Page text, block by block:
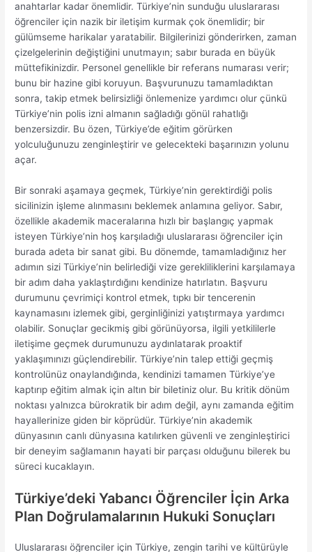
anahtarlar kadar önemlidir. Türkiye’nin sunduğu uluslararası
öğrenciler için nazik bir iletişim kurmak çok önemlidir; bir
gülümseme harikalar yaratabilir. Bilgilerinizi gönderirken, zaman
çizelgelerinin değiştiğini unutmayın; sabır burada en büyük
müttefikinizdir. Personel genellikle bir referans numarası verir;
bunu bir hazine gibi koruyun. Başvurunuzu tamamladıktan
sonra, takip etmek belirsizliği önlemenize yardımcı olur çünkü
Türkiye’nin polis izni almanın sağladığı gönül rahatlığı
benzersizdir. Bu özen, Türkiye’de eğitim görürken
yolculuğunuzu zenginleştirir ve gelecekteki başarınızın yolunu
açar.
Bir sonraki aşamaya geçmek, Türkiye’nin gerektirdiği polis
sicilinizin işleme alınmasını beklemek anlamına geliyor. Sabır,
özellikle akademik maceralarına hızlı bir başlangıç ​​yapmak
isteyen Türkiye’nin hoş karşıladığı uluslararası öğrenciler için
burada adeta bir sanat gibi. Bu dönemde, tamamladığınız her
adımın sizi Türkiye’nin belirlediği vize gerekliliklerini karşılamaya
bir adım daha yaklaştırdığını kendinize hatırlatın. Başvuru
durumunu çevrimiçi kontrol etmek, tıpkı bir tencerenin
kaynamasını izlemek gibi, gerginliğinizi yatıştırmaya yardımcı
olabilir. Sonuçlar gecikmiş gibi görünüyorsa, ilgili yetkililerle
iletişime geçmek durumunuzu aydınlatarak proaktif
yaklaşımınızı güçlendirebilir. Türkiye’nin talep ettiği geçmiş
kontrolünüz onaylandığında, kendinizi tamamen Türkiye’ye
kaptırıp eğitim almak için altın bir biletiniz olur. Bu kritik dönüm
noktası yalnızca bürokratik bir adım değil, aynı zamanda eğitim
hayallerinize giden bir köprüdür. Türkiye’nin akademik
dünyasının canlı dünyasına katılırken güvenli ve zenginleştirici
bir deneyim sağlamanın hayati bir parçası olduğunu bilerek bu
süreci kucaklayın.
Türkiye’deki Yabancı Öğrenciler İçin Arka
Plan Doğrulamalarının Hukuki Sonuçları
Uluslararası öğrenciler için Türkiye, zengin tarihi ve kültürüyle